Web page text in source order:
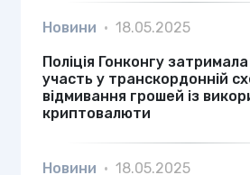
Новини • 18.05.2025
Поліція Гонконгу затримала
участь у транскордонній
відмивання грошей із
криптовалюти
Новини • 18.05.2025